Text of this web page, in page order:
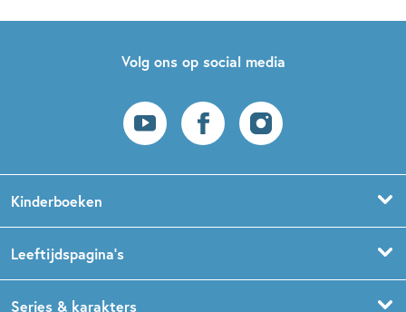
Volg ons op social media
Kinderboeken
Prentenboeken
Leeftijdspagina’s
Series & karakters